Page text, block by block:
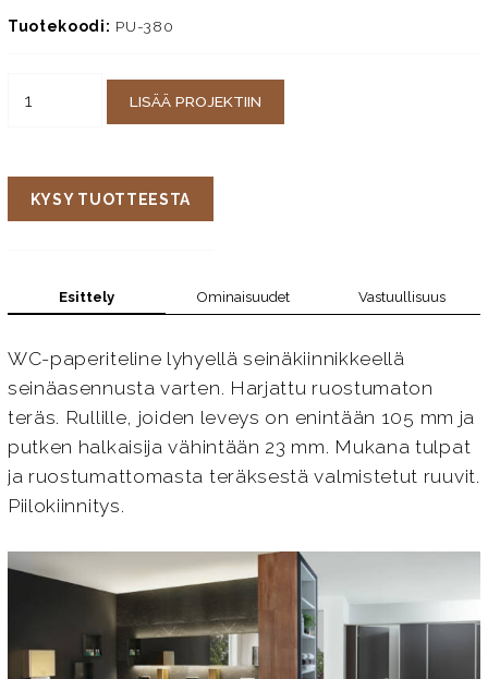
Tuotekoodi: PU-380
LISÄÄ PROJEKTIIN
KYSY TUOTTEESTA
Esittely Ominaisuudet Vastuullisuus
WC-paperiteline lyhyellä seinäkiinnikkeellä
seinäasennusta varten. Harjattu ruostumaton
teräs. Rullille, joiden leveys on enintään 105 mm ja
putken halkaisija vähintään 23 mm. Mukana tulpat
ja ruostumattomasta teräksestä valmistetut ruuvit.
Piilokiinnitys.